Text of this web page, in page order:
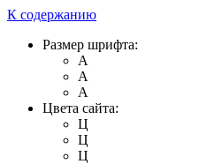
К содержанию
Размер шрифта:
A
A
A
Цвета сайта:
Ц
Ц
Ц